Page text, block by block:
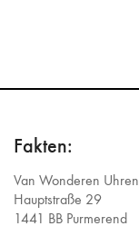
Fakten:
Van Wonderen Uhren
Hauptstraße 29
1441 BB Purmerend